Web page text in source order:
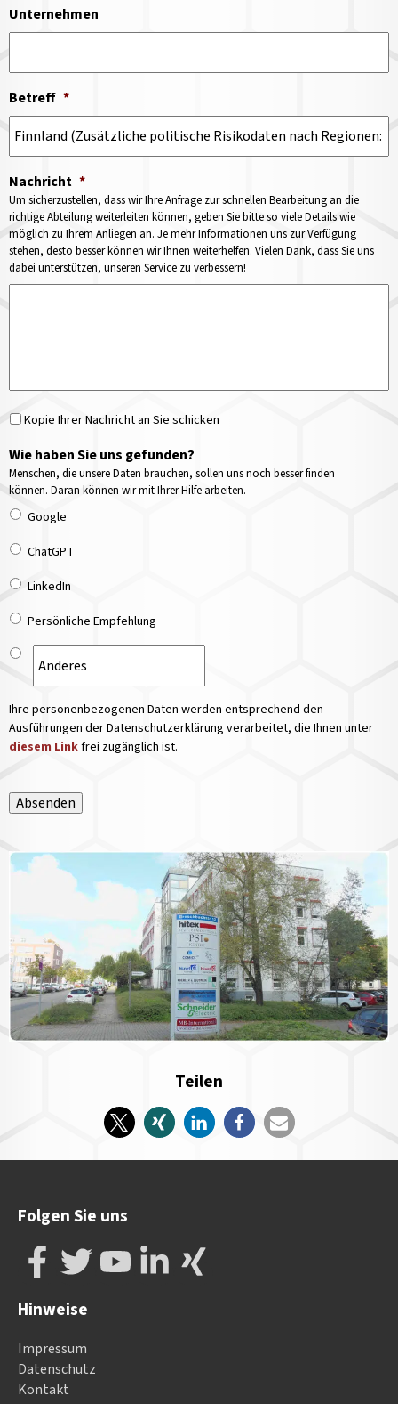
Unternehmen
Betreff *
Nachricht *
Um sicherzustellen, dass wir Ihre Anfrage zur schnellen Bearbeitung an die
richtige Abteilung weiterleiten können, geben Sie bitte so viele Details wie
möglich zu Ihrem Anliegen an. Je mehr Informationen uns zur Verfügung
stehen, desto besser können wir Ihnen weiterhelfen. Vielen Dank, dass Sie uns
dabei unterstützen, unseren Service zu verbessern!
Kopie Ihrer Nachricht an Sie schicken
Wie haben Sie uns gefunden?
Menschen, die unsere Daten brauchen, sollen uns noch besser finden
können. Daran können wir mit Ihrer Hilfe arbeiten.
Google
ChatGPT
LinkedIn
Persönliche Empfehlung
Ihre personenbezogenen Daten werden entsprechend den
Ausführungen der Datenschutzerklärung verarbeitet, die Ihnen unter
diesem Linkfrei zugänglich ist.
Absenden
Teilen
Folgen Sie uns
Hinweise
Impressum
Datenschutz
Kontakt